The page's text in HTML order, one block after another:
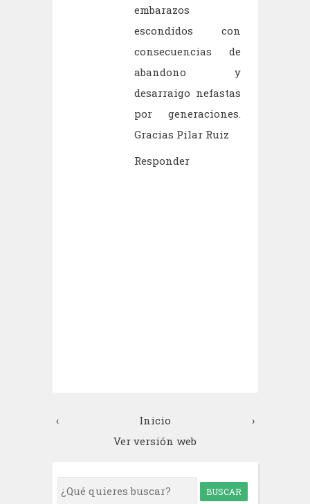
embarazos
escondidos con
consecuencias de
abandono y
desarraigo nefastas
por generaciones.
Gracias Pilar Ruiz
Responder
‹ ›
Inicio
Ver versión web
S